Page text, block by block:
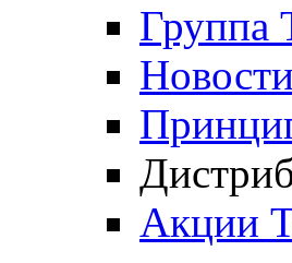
Группа
Новости
Акции